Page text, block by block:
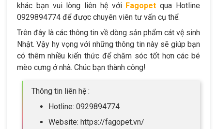
khác bạn vui lòng liên hệ với Fagopet qua Hotline
0929894774 để được chuyên viên tư vấn cụ thể.
Trên đây là các thông tin về dòng sản phẩm cát vệ sinh
Nhật. Vậy hy vọng với những thông tin này sẽ giúp bạn
có thêm nhiều kiến thức để chăm sóc tốt hơn các bé
mèo cưng ở nhà. Chúc bạn thành công!
Thông tin liên hệ :
Hotline: 0929894774
Website: https://fagopet.vn/